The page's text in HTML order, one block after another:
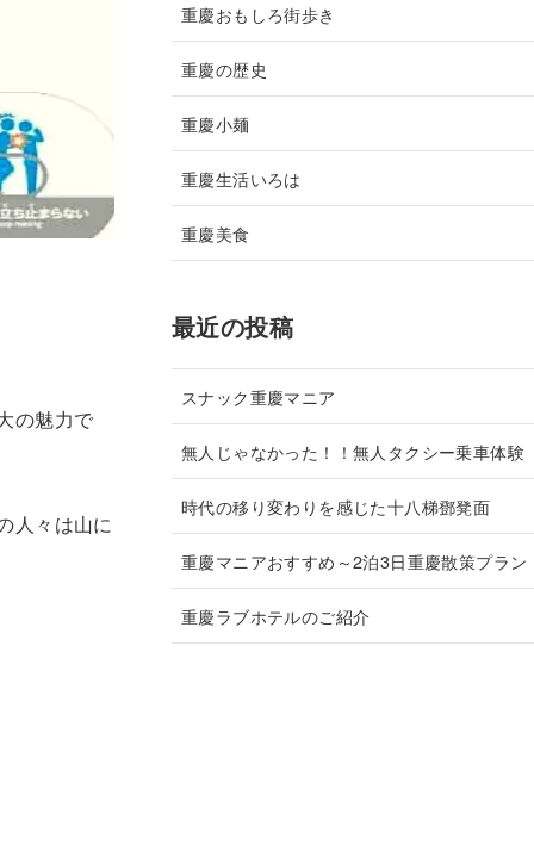
の魅力で
人々は山に
重慶おもしろ街歩き
重慶の歴史
重慶小麺
重慶生活いろは
重慶美食
最近の投稿
スナック重慶マニア
無人じゃなかった！！無人タクシー乗車体験
時代の移り変わりを感じた十八梯鄧凳面
重慶マニアおすすめ～2泊3日重慶散策プラン
重慶ラブホテルのご紹介